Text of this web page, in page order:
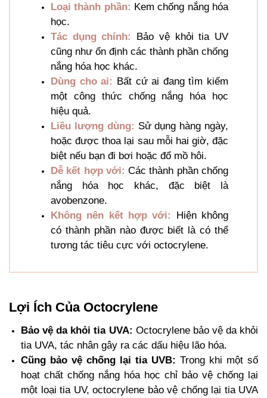
Loại thành phần: Kem chống nắng hóa
học.
Tác dụng chính: Bảo vệ khỏi tia UV
cũng như ổn định các thành phần chống
nắng hóa học khác.
Dùng cho ai: Bất cứ ai đang tìm kiếm
một công thức chống nắng hóa học
hiệu quả.
Liều lượng dùng: Sử dụng hàng ngày,
hoặc được thoa lại sau mỗi hai giờ, đặc
biệt nếu bạn đi bơi hoặc đổ mồ hôi.
Dễ kết hợp với: Các thành phần chống
nắng hóa học khác, đặc biệt là
avobenzone.
Không nên kết hợp với: Hiện không
có thành phần nào được biết là có thể
tương tác tiêu cực với octocrylene.
Lợi Ích Của Octocrylene
Bảo vệ da khỏi tia UVA: Octocrylene bảo vệ da khỏi
tia UVA, tác nhân gây ra các dấu hiệu lão hóa.
Cũng bảo vệ chống lại tia UVB: Trong khi một số
hoạt chất chống nắng hóa học chỉ bảo vệ chống lại
một loại tia UV, octocrylene bảo vệ chống lại tia UVA